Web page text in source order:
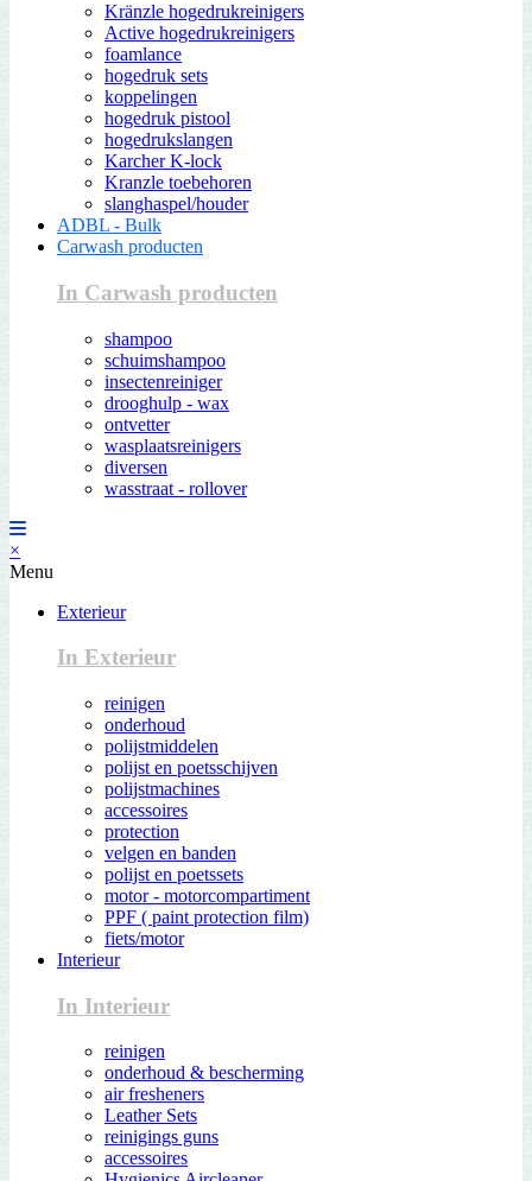
Kränzle hogedrukreinigers
Active hogedrukreinigers
foamlance
hogedruk sets
koppelingen
hogedruk pistool
hogedrukslangen
Karcher K-lock
Kranzle toebehoren
slanghaspel/houder
ADBL - Bulk
Carwash producten
In Carwash producten
shampoo
schuimshampoo
insectenreiniger
drooghulp - wax
ontvetter
wasplaatsreinigers
diversen
wasstraat - rollover
×
Menu
Exterieur
In Exterieur
reinigen
onderhoud
polijstmiddelen
polijst en poetsschijven
polijstmachines
accessoires
protection
velgen en banden
polijst en poetssets
motor - motorcompartiment
PPF ( paint protection film)
fiets/motor
Interieur
In Interieur
reinigen
onderhoud & bescherming
air fresheners
Leather Sets
reinigings guns
accessoires